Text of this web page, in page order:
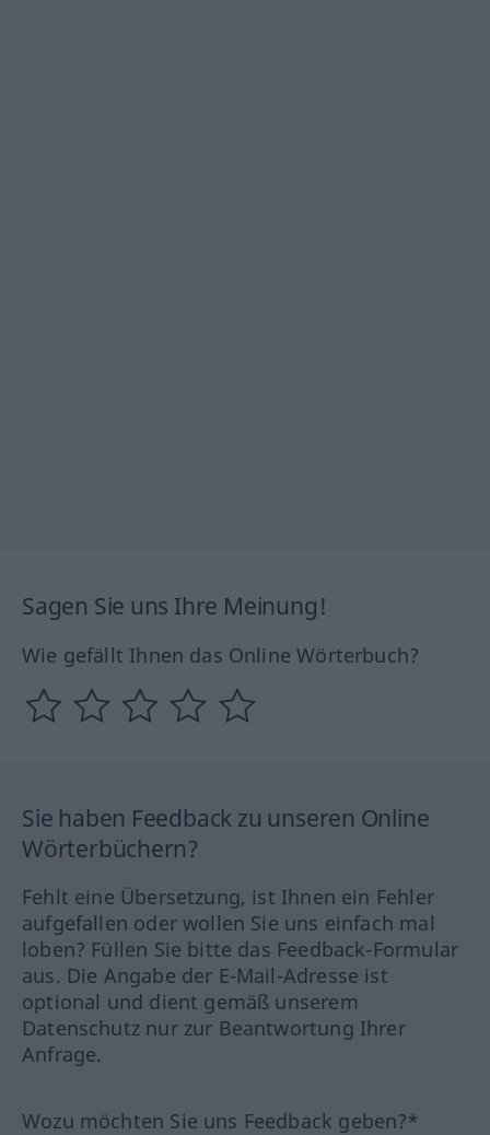
Sagen Sie uns Ihre Meinung!
Wie gefällt Ihnen das Online Wörterbuch?
Sie haben Feedback zu unseren Online
Wörterbüchern?
Fehlt eine Übersetzung, ist Ihnen ein Fehler
aufgefallen oder wollen Sie uns einfach mal
loben? Füllen Sie bitte das Feedback-Formular
aus. Die Angabe der E-Mail-Adresse ist
optional und dient gemäß unserem
Datenschutz nur zur Beantwortung Ihrer
Anfrage.
Wozu möchten Sie uns Feedback geben?*